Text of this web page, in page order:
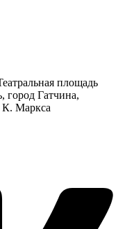
площадь
город Гатчина,
К. Маркса